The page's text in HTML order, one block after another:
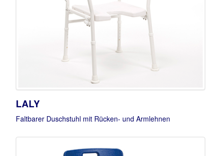
LALY
Faltbarer Duschstuhl mit Rücken- und Armlehnen